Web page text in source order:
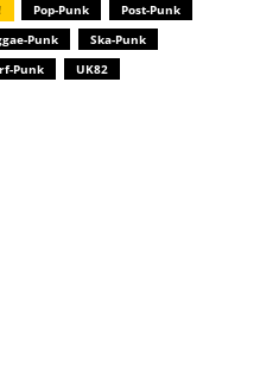
Pop-Punk
Post-Punk
Punk
Ska-Punk
Punk UK82